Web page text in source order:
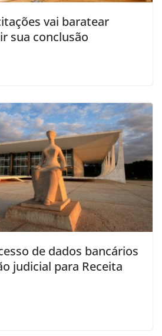
vai baratear
sua conclusão
de dados bancários
judicial para Receita